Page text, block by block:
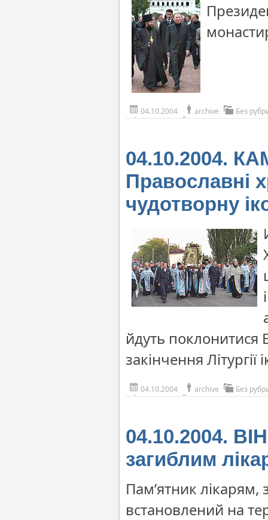
04.10.2004 archive Без
04.10.2004.
Православні
чудотворну
йдуть поклонитися
закінчення
04.10.2004 archive Без
04.10.2004.
загиблим
Пам’ятник лікарям,
встановлений на